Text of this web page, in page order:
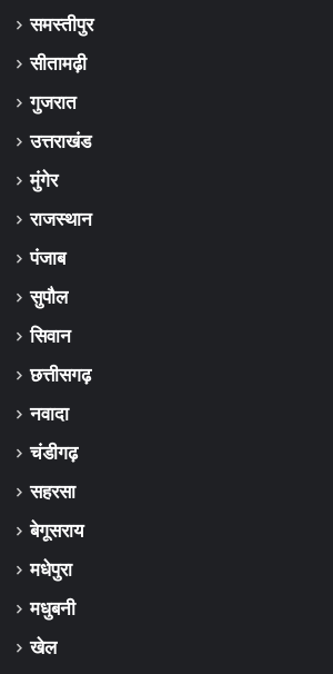
समस्तीपुर
सीतामढ़ी
गुजरात
उत्तराखंड
मुंगेर
राजस्थान
पंजाब
सुपौल
सिवान
छत्तीसगढ़
नवादा
चंडीगढ़
सहरसा
बेगूसराय
मधेपुरा
मधुबनी
खेल